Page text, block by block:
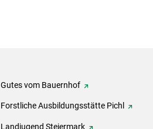
Gutes vom Bauernhof
Forstliche Ausbildungsstätte Pichl
Landjugend Steiermark